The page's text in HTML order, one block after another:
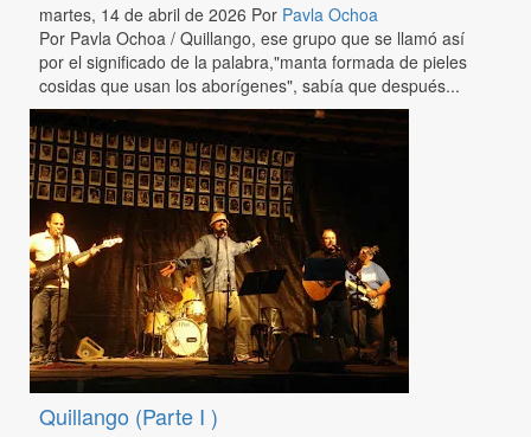
martes, 14 de abril de 2026 Por Pavla Ochoa
Por Pavla Ochoa / Quillango, ese grupo que se llamó así
por el significado de la palabra,"manta formada de pieles
cosidas que usan los aborígenes", sabía que después...
Quillango (Parte I )